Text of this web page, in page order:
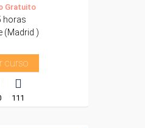
Gratuito
horas
(Madrid )
curso
111